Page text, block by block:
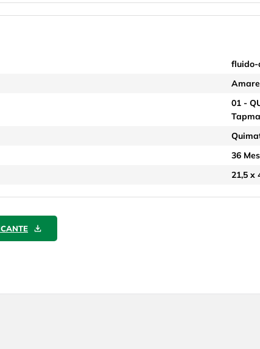
fluido-
01 -
36
21,5 x